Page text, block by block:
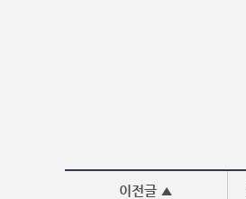
이전글 ▲